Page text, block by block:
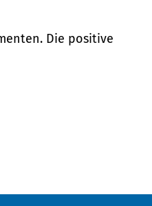
Die positive